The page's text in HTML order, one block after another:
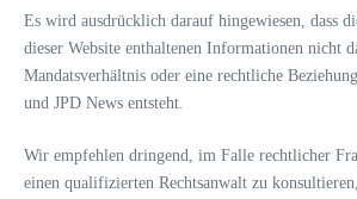
Es wird ausdrücklich darauf hingewiesen, dass
dieser Website enthaltenen Informationen nicht
Mandatsverhältnis oder eine rechtliche
und JPD News entsteht.
Wir empfehlen dringend, im Falle rechtlicher
einen qualifizierten Rechtsanwalt zu